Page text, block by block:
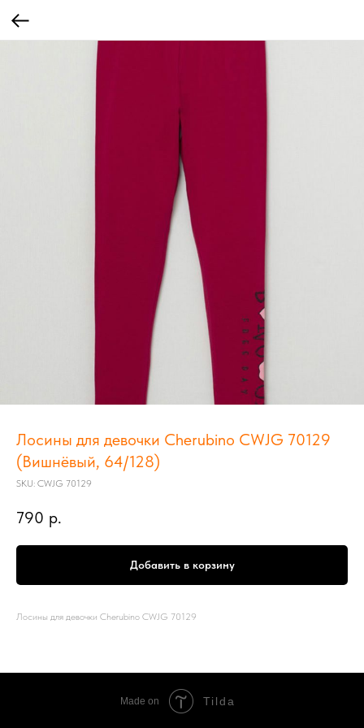
Лосины для девочки Cherubino CWJG 70129
(Вишнёвый, 64/128)
SKU: CWJG 70129
790 р.
Добавить в корзину
Лосины для девочки Cherubino CWJG 70129
Made on Tilda